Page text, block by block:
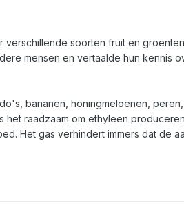
soorten fruit en
mensen en vertaalde hun kennis
bananen, honingmeloenen,
raadzaam om ethyleen
Het gas verhindert immers dat de